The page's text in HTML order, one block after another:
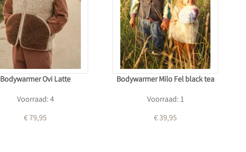
Bodywarmer Ovi Latte
Voorraad: 4
€ 79,95
Bodywarmer Milo Fel black tea
Voorraad: 1
€ 39,95